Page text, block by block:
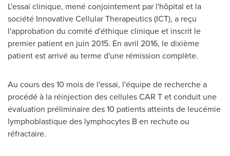
L'essai clinique, mené conjointement par l'hôpital et la
société Innovative Cellular Therapeutics (ICT), a reçu
l'approbation du comité d'éthique clinique et inscrit le
premier patient en juin 2015. En avril 2016, le dixième
patient est arrivé au terme d'une rémission complète.
Au cours des 10 mois de l'essai, l'équipe de recherche a
procédé à la réinjection des cellules CAR T et conduit une
évaluation préliminaire des 10 patients atteints de leucémie
lymphoblastique des lymphocytes B en rechute ou
réfractaire.